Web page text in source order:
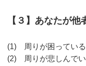
【３】あなたが
(1) 周りが困っている
(2) 周りが悲しんでい